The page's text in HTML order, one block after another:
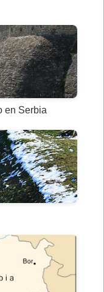
en Serbia